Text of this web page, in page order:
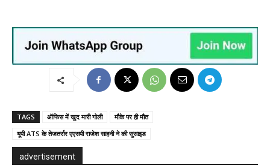
TAGS ऑफिस में खुद मारी गोली
मौके पर ही मौत
यूपी ATS के तेजतर्रार एएसपी राजेश साहनी ने की सुसाइड
advertisement